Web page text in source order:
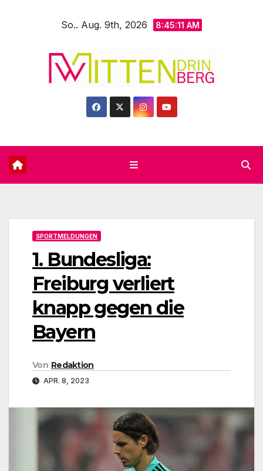
So.. Aug. 9th, 2026 8:45:12 AM
SPORTMELDUNGEN
1. Bundesliga:
Freiburg verliert
knapp gegen die
Bayern
Von Redaktion
APR. 8, 2023